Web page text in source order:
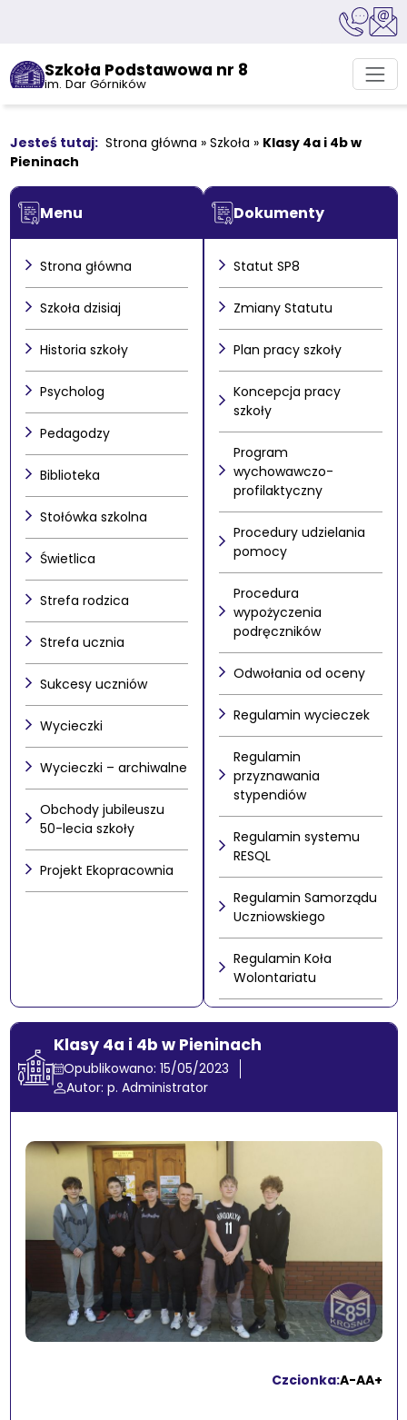
Szkoła Podstawowa nr 8
im. Dar Górników
Strona główna » Szkoła » Klasy 4a i 4b w
Pieninach
Klasy 4a i 4b w Pieninach
Opublikowano: 15/05/2023
Autor: p. Administrator
Czcionka:A-AA+
Menu
Strona główna
Szkoła dzisiaj
Historia szkoły
Psycholog
Pedagodzy
Biblioteka
Stołówka szkolna
Świetlica
Strefa rodzica
Strefa ucznia
Sukcesy uczniów
Wycieczki
Wycieczki – archiwalne
Obchody jubileuszu
50-lecia szkoły
Projekt Ekopracownia
Dokumenty
Statut SP8
Zmiany Statutu
Plan pracy szkoły
Koncepcja pracy
szkoły
Program
wychowawczo-
profilaktyczny
Procedury udzielania
pomocy
Procedura
wypożyczenia
podręczników
Odwołania od oceny
Regulamin wycieczek
Regulamin
przyznawania
stypendiów
Regulamin systemu
RESQL
Regulamin Samorządu
Uczniowskiego
Regulamin Koła
Wolontariatu